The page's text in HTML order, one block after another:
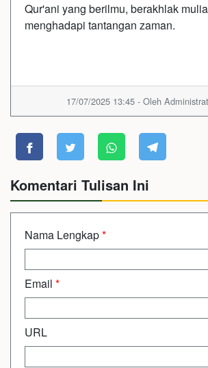
Qur'ani yang berilmu, berakhlak
menghadapi tantangan zaman.
17/07/2025 13:45 - Oleh
Komentari Tulisan Ini
Nama Lengkap*
Email *
URL